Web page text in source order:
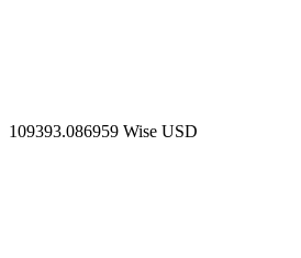
109393.086959 Wise USD